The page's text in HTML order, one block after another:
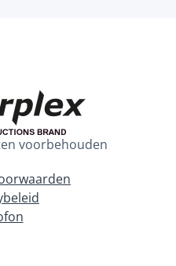
voorbehouden